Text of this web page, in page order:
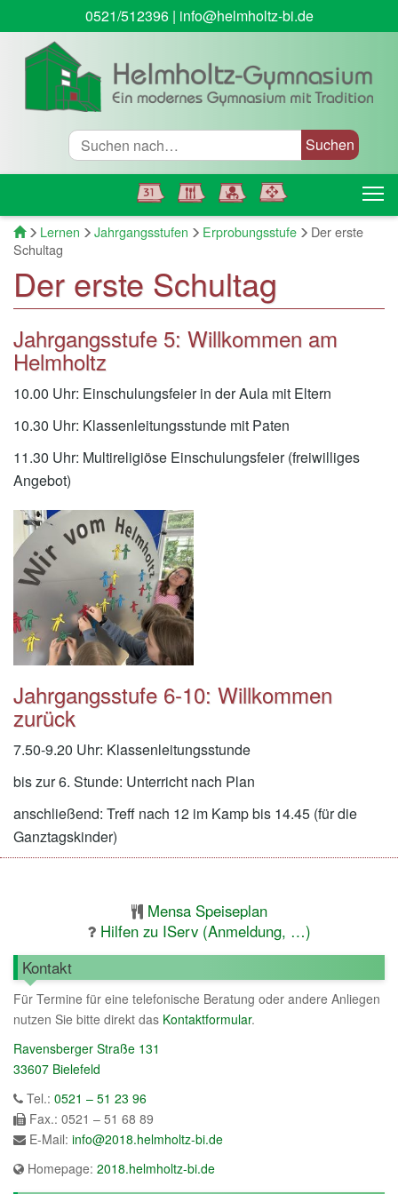
0521/512396| info@helmholtz-bi.de
Suche
Startseite
Lernen Jahrgangsstufen Erprobungsstufe
Der erste
Schultag
Der erste Schultag
Jahrgangsstufe 5: Willkommen am
Helmholtz
10.00 Uhr: Einschulungsfeier in der Aula mit Eltern
10.30 Uhr: Klassenleitungsstunde mit Paten
11.30 Uhr: Multireligiöse Einschulungsfeier (freiwilliges
Angebot)
Jahrgangsstufe 6-10: Willkommen
zurück
7.50-9.20 Uhr: Klassenleitungsstunde
bis zur 6. Stunde: Unterricht nach Plan
anschließend: Treff nach 12 im Kamp bis 14.45 (für die
Ganztagskinder)
Mensa Speiseplan
Hilfen zu IServ (Anmeldung, …)
Kontakt
Für Termine für eine telefonische Beratung oder andere Anliegen
nutzen Sie bitte direkt das Kontaktformular.
Ravensberger Straße 131
33607 Bielefeld
Tel.: 0521 – 51 23 96
Fax.: 0521 – 51 68 89
E-Mail: info@2018.helmholtz-bi.de
Homepage: 2018.helmholtz-bi.de